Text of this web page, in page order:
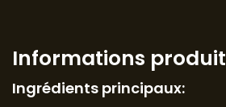
Informations pr​oduit
Ingrédients principaux: